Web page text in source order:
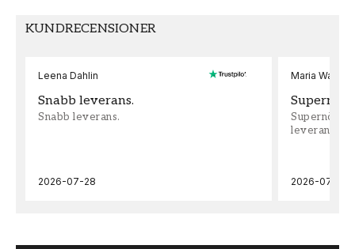
KUNDRECENSIONER
Leena Dahlin
Snabb leverans.
Snabb leverans.
2026-07-28
Maria
leveran,
2026-07-22